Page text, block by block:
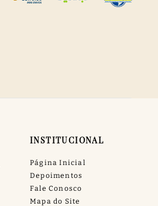
INSTITUCIONAL
Página Inicial
Depoimentos
Fale Conosco
Mapa do Site